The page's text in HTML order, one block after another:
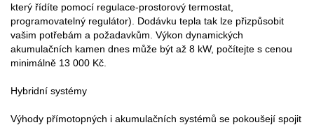
který řídíte pomocí regulace-prostorový termostat,
programovatelný regulátor). Dodávku tepla tak lze přizpůsobit
vašim potřebám a požadavkům. Výkon dynamických
akumulačních kamen dnes může být až 8 kW, počítejte s cenou
minimálně 13 000 Kč.
Hybridní systémy
Výhody přímotopných i akumulačních systémů se pokoušejí spojit